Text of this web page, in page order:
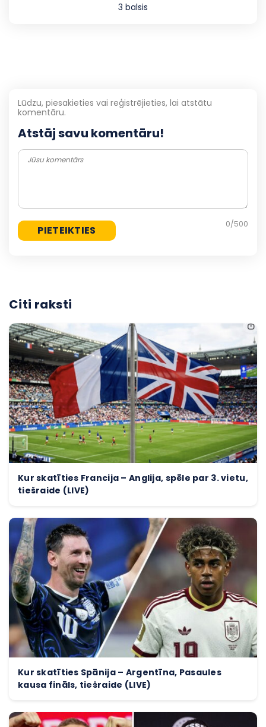
3 balsis
Atstāj savu komentāru!
Lūdzu, piesakieties vai reģistrējieties, lai atstātu
komentāru.
0/500
Citi raksti
Kur skatīties Francija – Anglija, spēle par 3. vietu,
tiešraide (LIVE)
Kur skatīties Spānija – Argentīna, Pasaules
kausa fināls, tiešraide (LIVE)